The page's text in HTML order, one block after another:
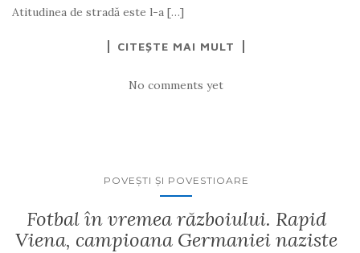
Atitudinea de stradă este l-a […]
CITEȘTE MAI MULT
No comments yet
POVEŞTI ŞI POVESTIOARE
Fotbal în vremea războiului. Rapid
Viena, campioana Germaniei naziste